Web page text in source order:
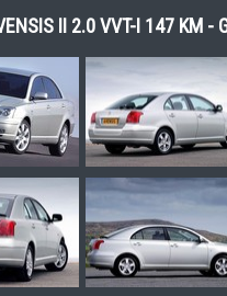
II 2.0 VVT-I 147 KM -